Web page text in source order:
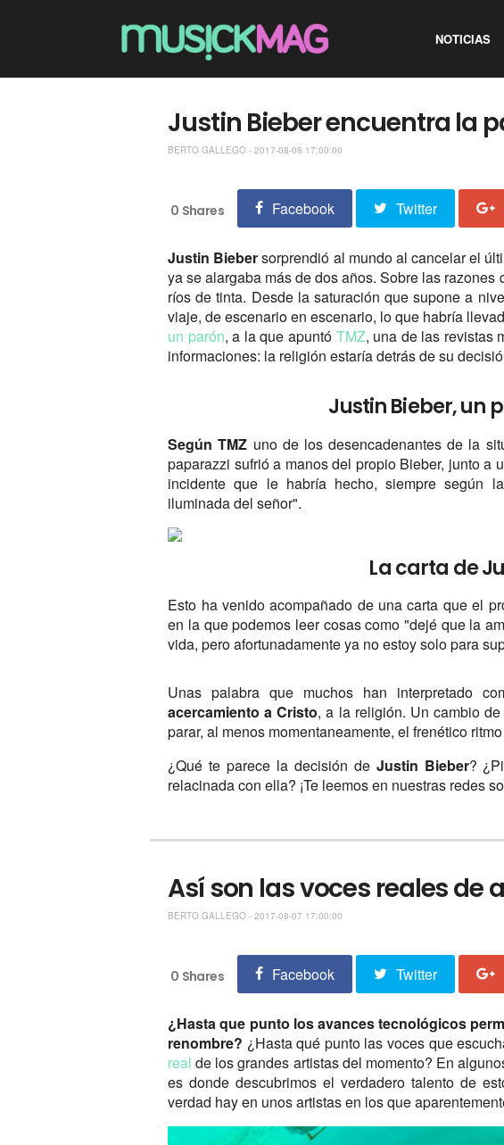
NOTICIAS
Justin Bieber encuentra la
BERTO GALLEGO - 2017-08-08 17:00:00
0 Shares Facebook Twitter
Justin Biebersorprendió al mundo al cancelar el
ya se alargaba más de dos años. Sobre las
ríos de tinta. Desde la saturación que supone a
viaje, de escenario en escenario, lo que habría
un parón, a la que apuntó TMZ, una de las revistas
informaciones: la religión estaría detrás de su
Justin Bieber, un
Según TMZ uno de los desencadenantes de la
paparazzi sufrió a manos del propio Bieber, junto
incidente que le habría hecho, siempre según
iluminada del señor".
La carta de
Esto ha venido acompañado de una carta que el
en la que podemos leer cosas como "dejé que la
vida, pero afortunadamente ya no estoy solo para
Unas palabra que muchos han interpretado
acercamiento a Cristo, a la religión. Un cambio
parar, al menos momentaneamente, el frenético
¿Qué te parece la decisión de Justin Bieber?
relacinada con ella? ¡Te leemos en nuestras redes
Así son las voces reales de
BERTO GALLEGO - 2017-08-07 17:00:00
0 Shares Facebook Twitter
¿Hasta que punto los avances tecnológicos
renombre? ¿Hasta qué punto las voces que
real de los grandes artistas del momento? En
es donde descubrimos el verdadero talento de
verdad hay en unos artistas en los que